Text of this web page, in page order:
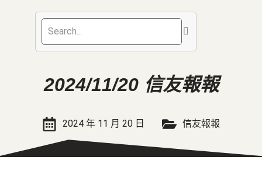
2024/11/20 信友報報
2024 年 11 月 20 日 信友報報